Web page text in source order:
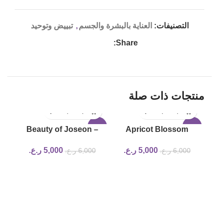
التصنيفات: العناية بالبشرة والجسم , تبييض وتوحيد
Share:
منتجات ذات صلة
-17%
Apricot Blossom
joseon 6,000 ر.ع. 5,000 ر.ع.
Beauty of Joseon –
tea + Panthenol
6,000 ر.ع. 5,000 ر.ع.